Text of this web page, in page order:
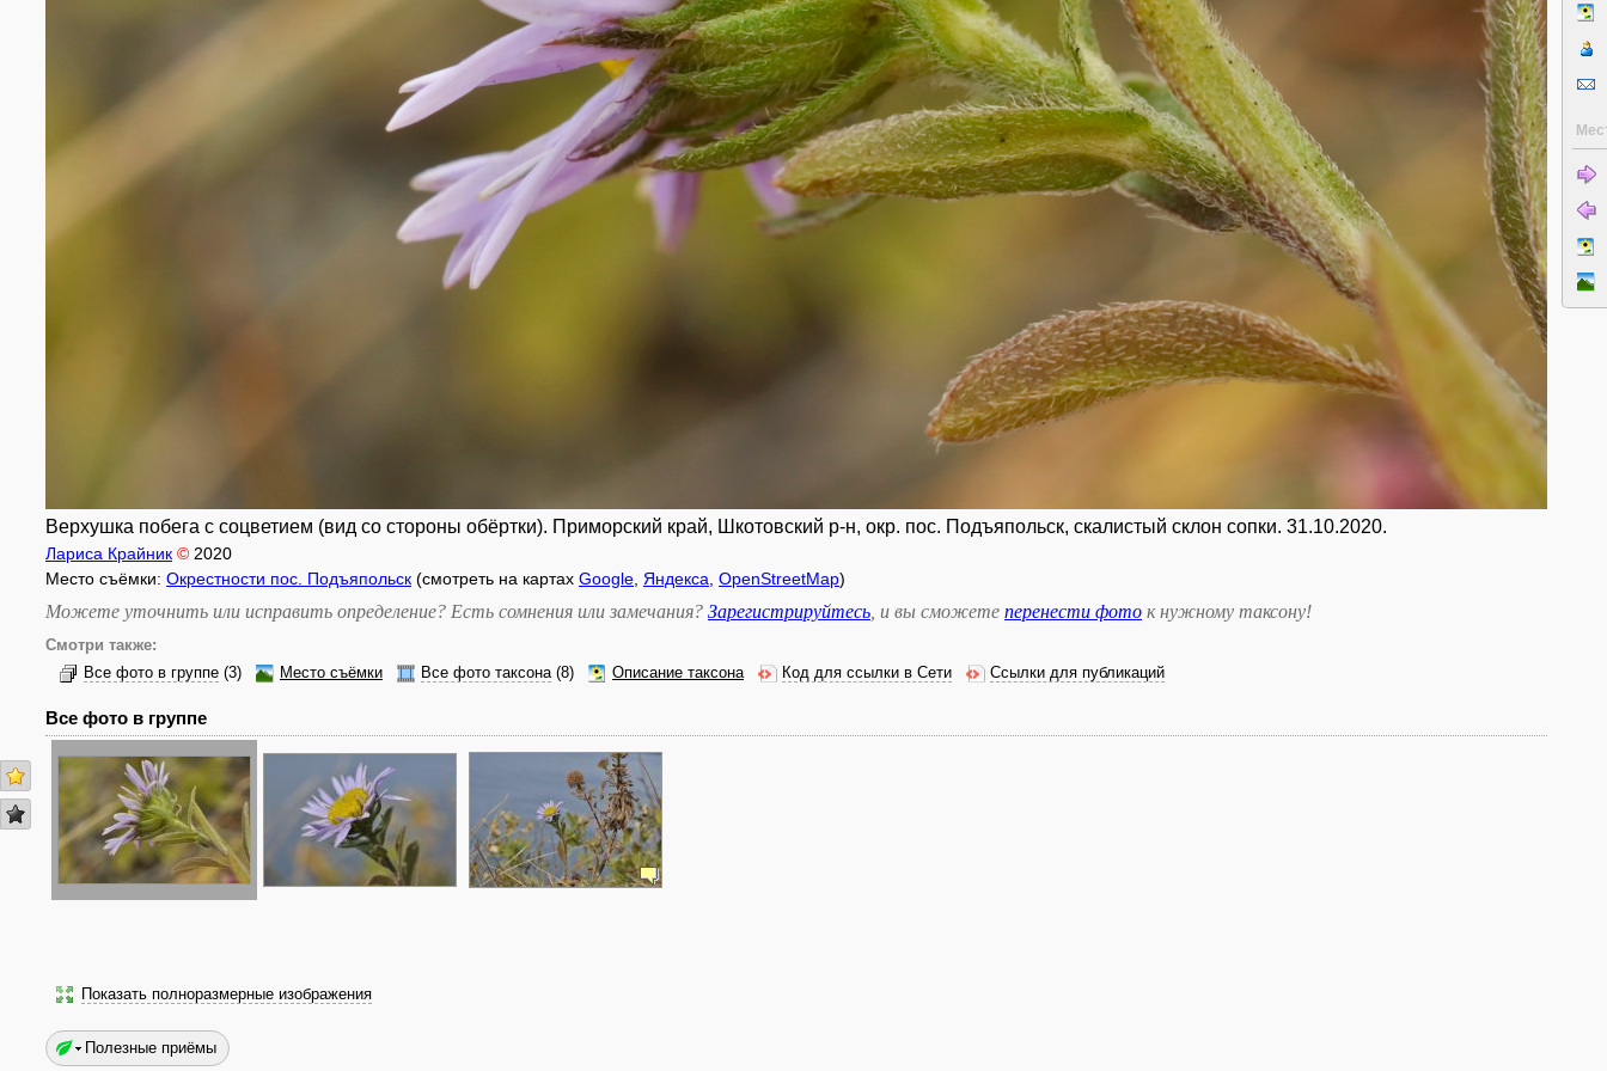
Верхушка побега с соцветием (вид со стороны обёртки). Приморский край, Шкотовский р-н, окр. пос. Подъяпольск, скалистый склон сопки. 31.10.2020.
Лариса Крайник © 2020
Место съёмки: Окрестности пос. Подъяпольск (смотреть на картах Google Яндекса OpenStreetMap)
Можете уточнить или исправить определение? Есть сомнения или замечания? Зарегистрируйтесь , и вы сможете перенести фото к нужному таксону!
Смотри также:
Все фото в группе (3) Место съёмки Все фото таксона(8) Описание таксона Код для ссылки в Сети Ссылки для публикаций
Все фото в группе
Показать полноразмерные изображения
Полезные приёмы